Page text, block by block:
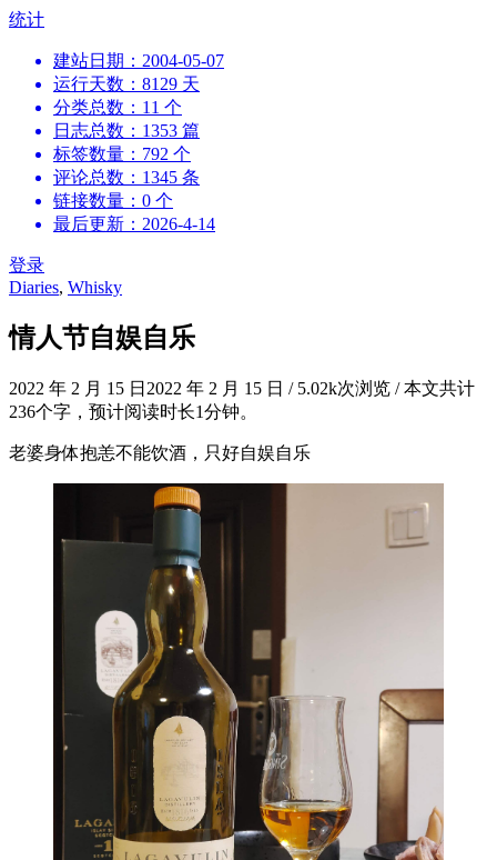
跳
统计
建站日期：2004-05-07
运行天数：8129 天
分类总数：11 个
日志总数：1353 篇
标签数量：792 个
评论总数：1345 条
链接数量：0 个
最后更新：2026-4-14
登录
Diaries, Whisky
情人节自娱自乐
2022 年 2 月 15 日 2022 年 2 月 15 日 /5.02k次浏览 /本文共计
236个字，预计阅读时长1分钟。
老婆身体抱恙不能饮酒，只好自娱自乐